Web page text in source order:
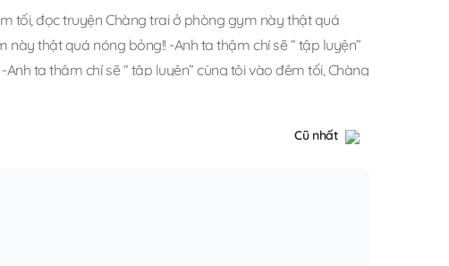
tối,đọc truyện Chàng trai ở phòng gym này thật quá
thật quá nóng bỏng!! -Anh ta thậm chí sẽ “ tập luyện”
ta thậm chí sẽ “ tập luyện” cùng tôi vào đêm tối,Chàng
Cũ nhất